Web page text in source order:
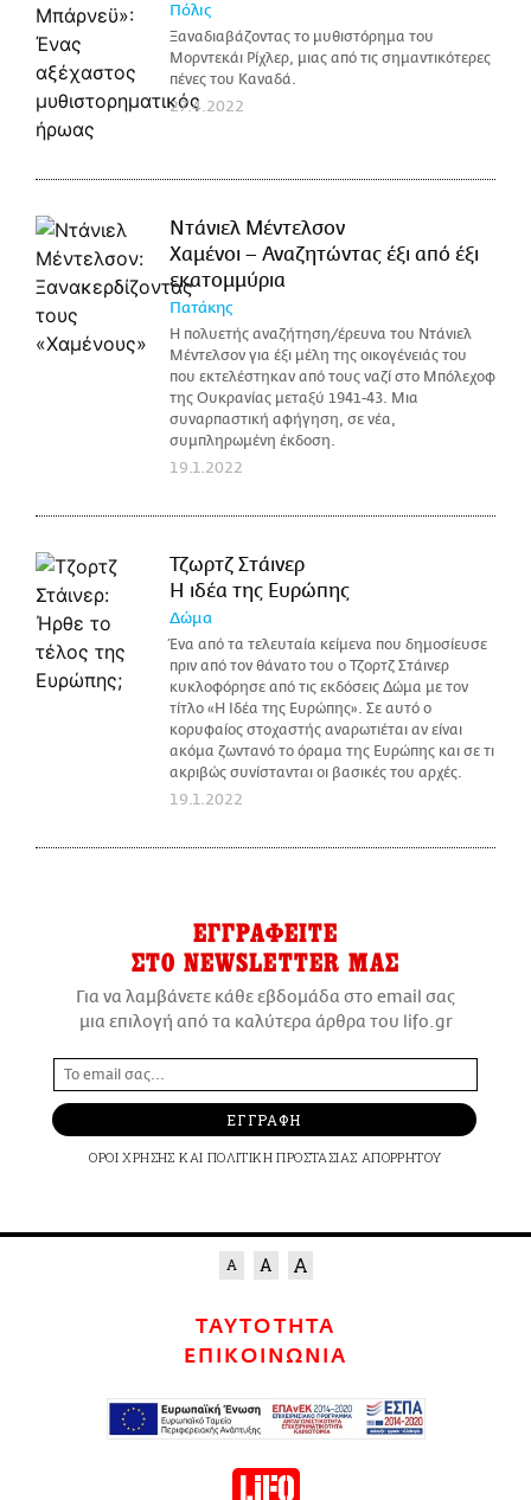
Πόλις
Ξαναδιαβάζοντας το μυθιστόρημα του
Μορντεκάι Ρίχλερ, μιας από τις σημαντικότερες
πένες του Καναδά.
27.4.2022
Ντάνιελ Μέντελσον
Χαμένοι – Αναζητώντας έξι από έξι
εκατομμύρια
Πατάκης
Η πολυετής αναζήτηση/έρευνα του Ντάνιελ
Μέντελσον για έξι μέλη της οικογένειάς του
που εκτελέστηκαν από τους ναζί στο Μπόλεχοφ
της Ουκρανίας μεταξύ 1941-43. Μια
συναρπαστική αφήγηση, σε νέα,
συμπληρωμένη έκδοση.
19.1.2022
Τζωρτζ Στάινερ
H ιδέα της Ευρώπης
Δώμα
Ένα από τα τελευταία κείμενα που δημοσίευσε
πριν από τον θάνατο του ο Τζορτζ Στάινερ
κυκλοφόρησε από τις εκδόσεις Δώμα με τον
τίτλο «Η Ιδέα της Ευρώπης». Σε αυτό ο
κορυφαίος στοχαστής αναρωτιέται αν είναι
ακόμα ζωντανό το όραμα της Ευρώπης και σε τι
ακριβώς συνίστανται οι βασικές του αρχές.
19.1.2022
ΕΓΓΡΑΦΕΙΤΕ
ΣΤΟ NEWSLETTER ΜΑΣ
Για να λαμβάνετε κάθε εβδομάδα στο email σας
μια επιλογή από τα καλύτερα άρθρα του lifo.gr
ΕΓΓΡΑΦΗ
ΟΡΟΙ ΧΡΗΣΗΣ ΚΑΙ ΠΟΛΙΤΙΚΗ ΠΡΟΣΤΑΣΙΑΣ ΑΠΟΡΡΗΤΟΥ
ΤΑΥΤΟΤΗΤΑ
ΕΠΙΚΟΙΝΩΝΙΑ